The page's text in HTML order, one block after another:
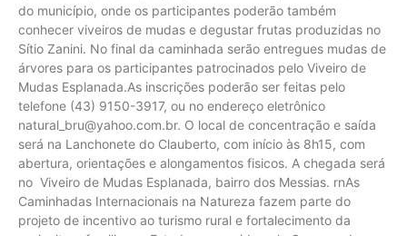
do município, onde os participantes poderão também
conhecer viveiros de mudas e degustar frutas produzidas no
Sítio Zanini. No final da caminhada serão entregues mudas de
árvores para os participantes patrocinados pelo Viveiro de
Mudas Esplanada.As inscrições poderão ser feitas pelo
telefone (43) 9150-3917, ou no endereço eletrônico
natural_bru@yahoo.com.br. O local de concentração e saída
será na Lanchonete do Clauberto, com início às 8h15, com
abertura, orientações e alongamentos fisicos. A chegada será
no Viveiro de Mudas Esplanada, bairro dos Messias. rnAs
Caminhadas Internacionais na Natureza fazem parte do
projeto de incentivo ao turismo rural e fortalecimento da